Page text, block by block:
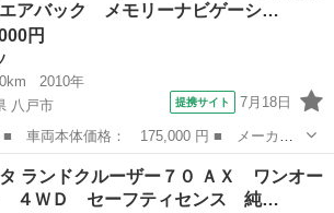
アバック メモリーナビゲーシ…
円
2010年
八戸市
提携サイト 7月18日
： パッソ ■ グレード名： Ｘ ワンオー
アバック メモリーナビゲーション エアコ
ッソ
タ ランドクルーザー７０ ＡＸ ワンオー
４ＷＤ セーフティセンス 純…